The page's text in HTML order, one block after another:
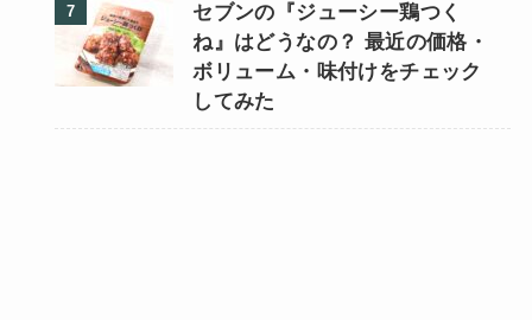
セブンの『ジューシー鶏つく
ね』はどうなの？ 最近の価格・
ボリューム・味付けをチェック
してみた